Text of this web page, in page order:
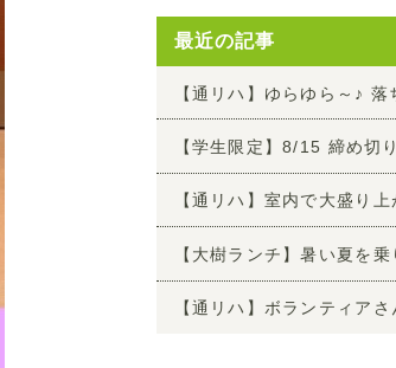
最近の記事
【学生限定】8/15 締め切り